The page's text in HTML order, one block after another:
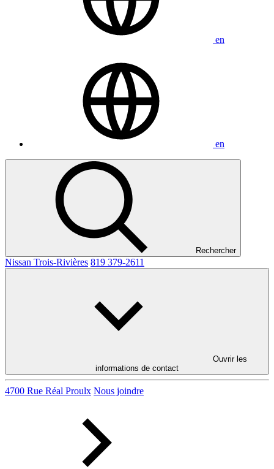
en
en
Rechercher
Nissan Trois-Rivières 819 379-2611
Ouvrir les
informations de contact
4700 Rue Réal Proulx Nous joindre